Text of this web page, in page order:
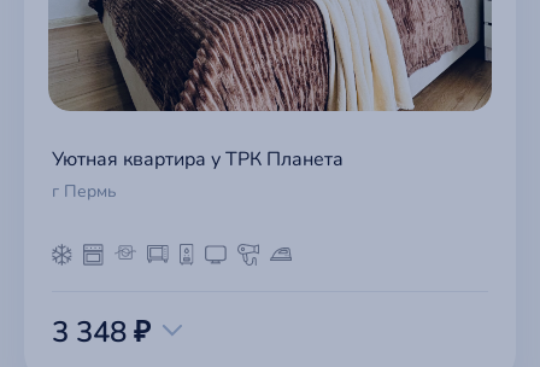
Уютная квартира у ТРК Планета
г Пермь
3 348 ₽